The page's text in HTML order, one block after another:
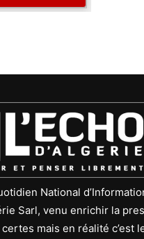
National
Sarl, venu enrichir la
mais en réalité c’est